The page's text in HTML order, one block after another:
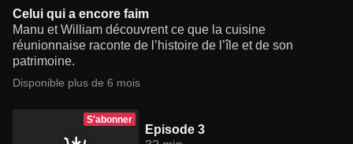
Celui qui a encore faim
Manu et William découvrent ce que la cuisine
réunionnaise raconte de l’histoire de l’île et de son
patrimoine.
Disponible plus de 6 mois
S'abonner
Episode 3